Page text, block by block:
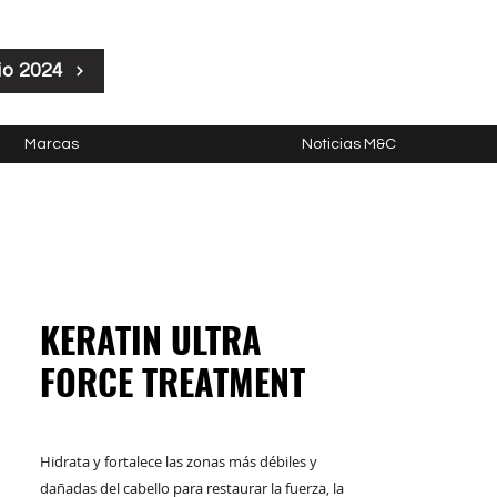
2024
Marcas Noticias M&C
KERATIN ULTRA
FORCE TREATMENT
Hidrata y fortalece las zonas más débiles y
dañadas del cabello para restaurar la fuerza, la